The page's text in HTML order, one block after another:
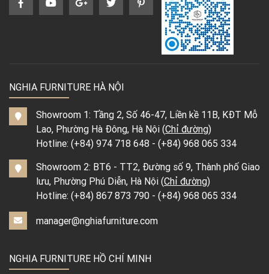
NGHIA FURNITURE HÀ NỘI
Showroom 1: Tầng 2, Số 46-47, Liền kề 11B, KĐT Mỗ
Lao, Phường Hà Đông, Hà Nội (Chỉ đường)
Hotline: (+84) 974 718 648 - (+84) 968 065 334
Showroom 2: BT6 - TT2, Đường số 9, Thành phố Giao
lưu, Phường Phú Diễn, Hà Nội (Chỉ đường)
Hotline: (+84) 867 873 790 - (+84) 968 065 334
manager@nghiafurniture.com
NGHIA FURNITURE HỒ CHÍ MINH